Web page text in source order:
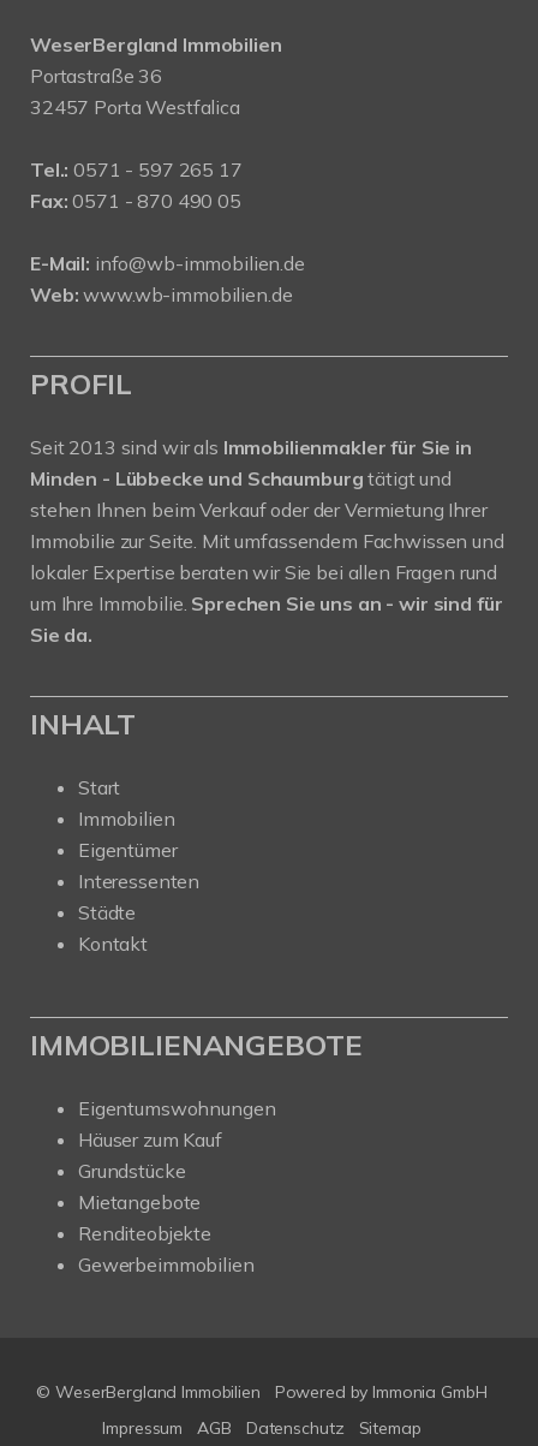
WeserBergland Immobilien
Portastraße 36
32457 Porta Westfalica
Tel.: 0571 - 597 265 17
Fax: 0571 - 870 490 05
E-Mail: info@wb-immobilien.de
Web: www.wb-immobilien.de
PROFIL
Seit 2013 sind wir als Immobilienmakler für Sie in
Minden - Lübbecke und Schaumburgtätigt und
stehen Ihnen beim Verkauf oder der Vermietung Ihrer
Immobilie zur Seite. Mit umfassendem Fachwissen und
lokaler Expertise beraten wir Sie bei allen Fragen rund
um Ihre Immobilie. Sprechen Sie uns an - wir sind für
Sie da.
INHALT
Start
Immobilien
Eigentümer
Interessenten
Städte
Kontakt
IMMOBILIENANGEBOTE
Eigentumswohnungen
Häuser zum Kauf
Grundstücke
Mietangebote
Renditeobjekte
Gewerbeimmobilien
© WeserBergland Immobilien Powered by Immonia GmbH
Impressum
AGB Datenschutz Sitemap